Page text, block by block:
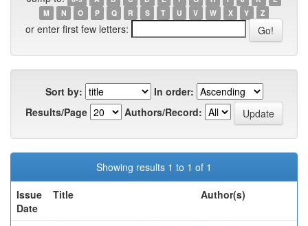
M
N O P Q R S T U V W X Y Z
or enter first few letters:
Sort by:
In order:
Results/Page
Authors/Record:
Showing results 1 to 1 of 1
Issue
Date
Title Author(s)